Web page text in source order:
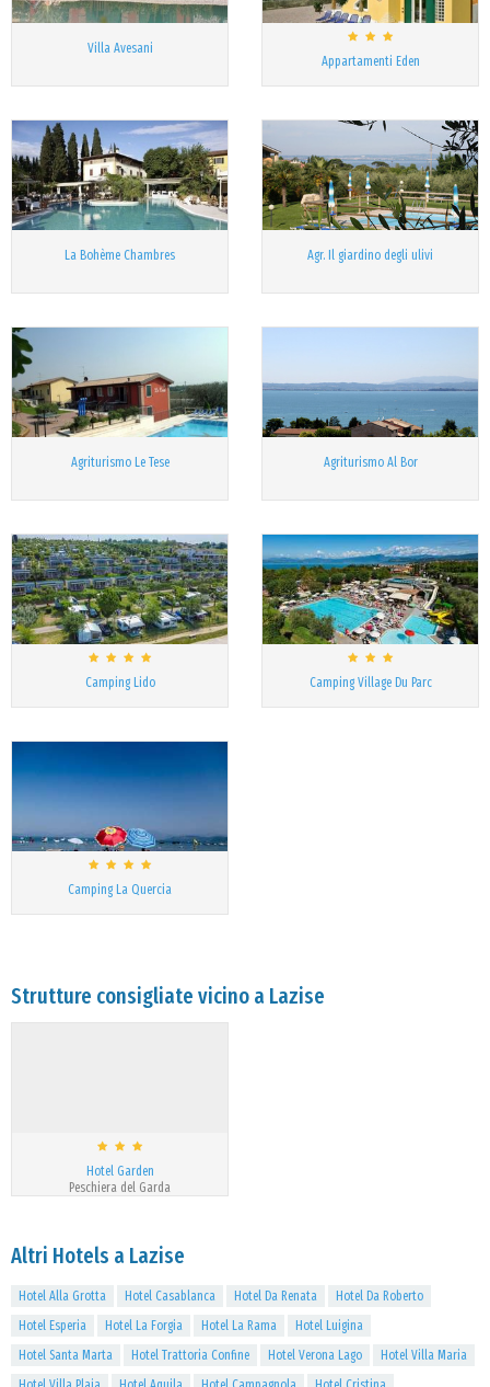
Villa Avesani
Appartamenti Eden
La Bohème Chambres Agr. Il giardino degli ulivi
Agriturismo Le Tese Agriturismo Al Bor
Camping Lido Camping Village Du Parc
Camping La Quercia
Strutture consigliate vicino a Lazise
Hotel Garden
Peschiera del Garda
Altri Hotels a Lazise
Hotel Alla Grotta Hotel Casablanca Hotel Da Renata
Hotel Da Roberto
Hotel Esperia
Hotel La Forgia Hotel La Rama
Hotel Luigina
Hotel Santa Marta
Hotel Trattoria Confine Hotel Verona Lago
Hotel Villa Maria